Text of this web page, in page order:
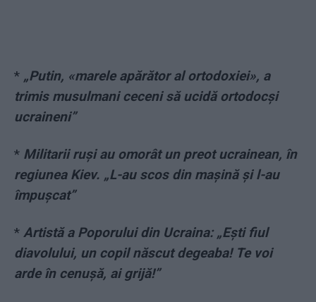
* „Putin, «marele apărător al ortodoxiei», a
trimis musulmani ceceni să ucidă ortodocși
ucraineni”
* Militarii ruși au omorât un preot ucrainean, în
regiunea Kiev. „L-au scos din mașină și l-au
împușcat”
* Artistă a Poporului din Ucraina: „Ești fiul
diavolului, un copil născut degeaba! Te voi
arde în cenușă, ai grijă!”